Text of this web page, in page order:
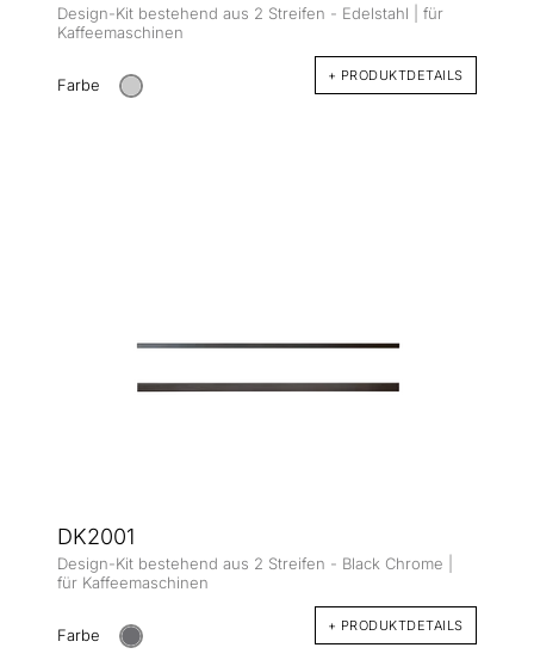
Design-Kit bestehend aus 2 Streifen - Edelstahl | für
Kaffeemaschinen
Farbe + PRODUKTDETAILS
DK2001
Design-Kit bestehend aus 2 Streifen - Black Chrome |
für Kaffeemaschinen
Farbe + PRODUKTDETAILS